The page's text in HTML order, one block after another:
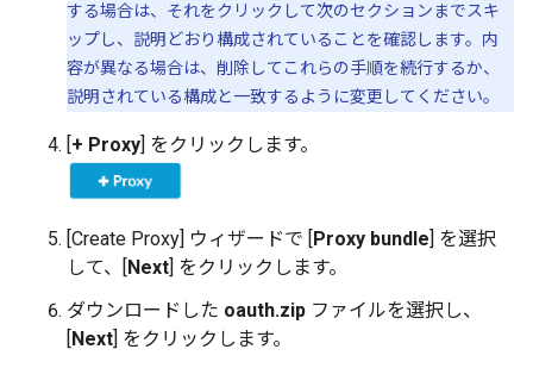
する場合は、それをクリックして次のセクションまでスキ
ップし、説明どおり構成されていることを確認します。内
容が異なる場合は、削除してこれらの手順を続行するか、
説明されている構成と一致するように変更してください。
[+ Proxy] をクリックします。
[Create Proxy] ウィザードで [Proxy bundle] を選択
して、[Next] をクリックします。
ダウンロードした oauth.zip ファイルを選択し、
[Next] をクリックします。